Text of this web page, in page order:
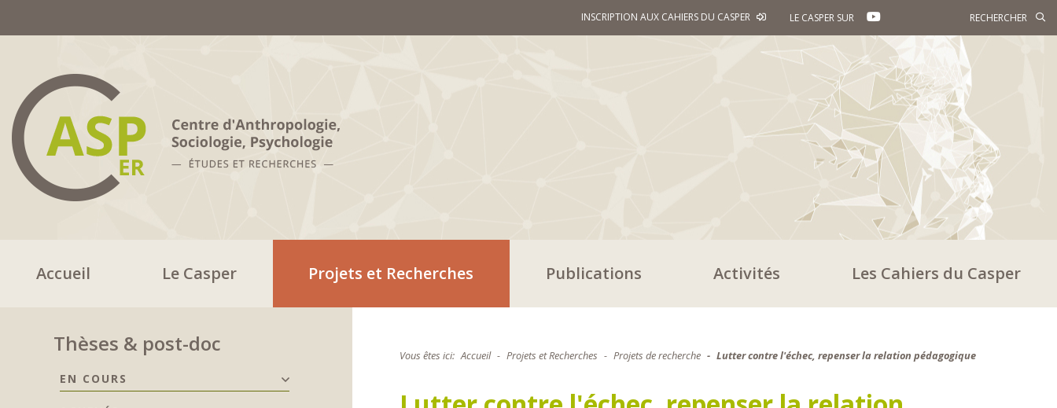
INSCRIPTION AUX CAHIERS DU CASPER LE CASPER SUR YOUTUBE
Accueil Le Casper Projets et Recherches Publications Activités Les Cahiers du Casper
Thèses & post-doc
EN COURS
Vous êtes ici: Accueil Projets et Recherches Projets de recherche Lutter contre l'échec, repenser la relation pédagogique